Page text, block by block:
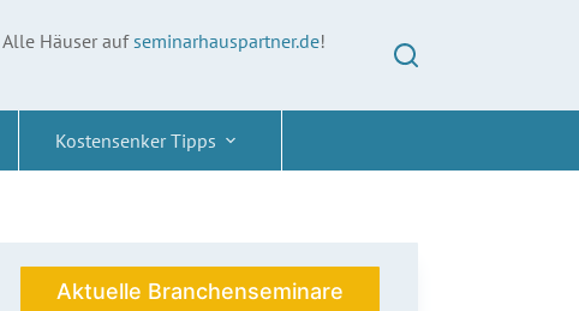
Alle Häuser aufseminarhauspartner.de!
Kostensenker Tipps
Aktuelle Branchenseminare